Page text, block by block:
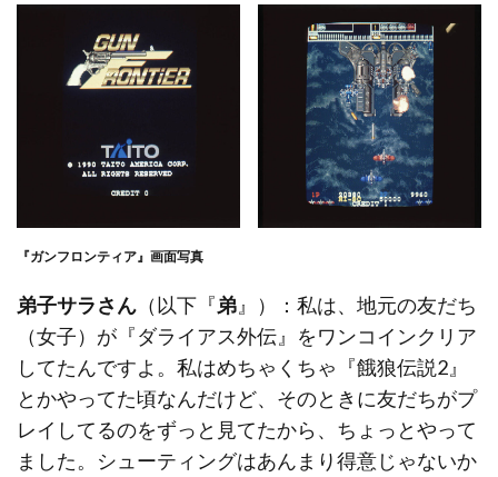
『ガンフロンティア』画面写真
弟子サラさん （以下『弟 』）：私は、地元の友だち
（女子）が『ダライアス外伝』をワンコインクリア
してたんですよ。私はめちゃくちゃ『餓狼伝説2』
とかやってた頃なんだけど、そのときに友だちがプ
レイしてるのをずっと見てたから、ちょっとやって
ました。シューティングはあんまり得意じゃないか